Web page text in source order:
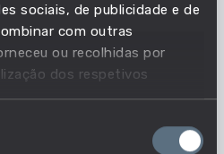
sociais, de publicidade e de
com outras
ou recolhidas por
dos respetivos
do mercado de
as profissões em que